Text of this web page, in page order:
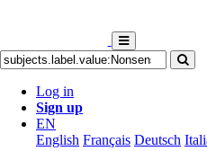
Log in
Sign up
EN
English Français Deutsch